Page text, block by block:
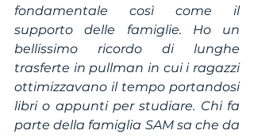
fondamentale così come il
supporto delle famiglie. Ho un
bellissimo ricordo di lunghe
trasferte in pullman in cui i ragazzi
ottimizzavano il tempo portandosi
libri o appunti per studiare. Chi fa
parte della famiglia SAM sa che da